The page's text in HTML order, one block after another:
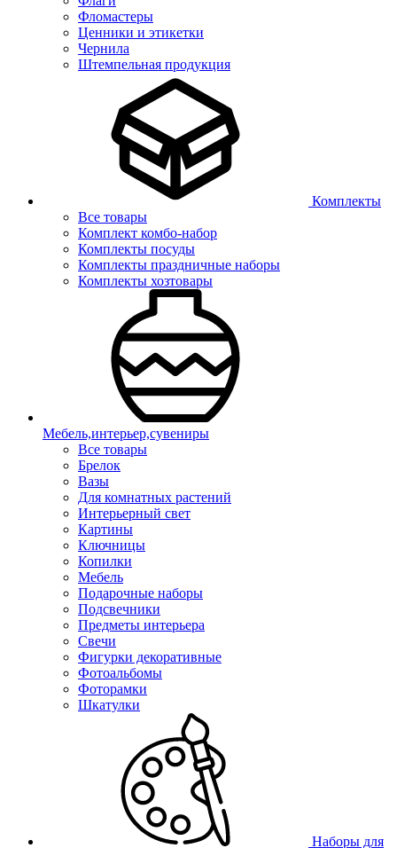
Фломастеры
Ценники и этикетки
Чернила
Штемпельная продукция
Комплекты
Все товары
Комплект комбо-набор
Комплекты посуды
Комплекты праздничные наборы
Комплекты хозтовары
Мебель,интерьер,сувениры
Все товары
Брелок
Вазы
Для комнатных растений
Интерьерный свет
Картины
Ключницы
Копилки
Мебель
Подарочные наборы
Подсвечники
Предметы интерьера
Свечи
Фигурки декоративные
Фотоальбомы
Фоторамки
Шкатулки
Наборы для